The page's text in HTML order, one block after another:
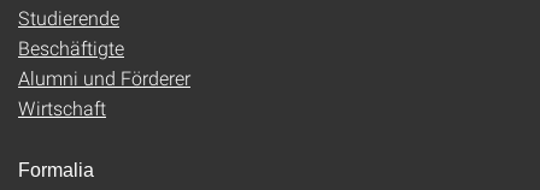
Studierende
Beschäftigte
Alumni und Förderer
Wirtschaft
Formalia